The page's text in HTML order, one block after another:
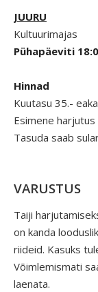
JUURU
Kultuurimajas
Pühapäeviti
Hinnad
Kuutasu 35.-
Esimene
Tasuda saab
VARUSTUS
Taiji
on kanda
riideid. Kasuks
Võimlemismati
laenata.